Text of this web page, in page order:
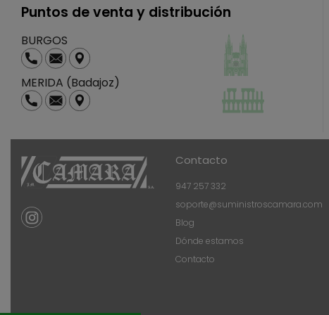
Puntos de venta y distribución
BURGOS
MERIDA (Badajoz)
Contacto
947 257 332
soporte@suministroscamara.com
Blog
Dónde estamos
Contacto